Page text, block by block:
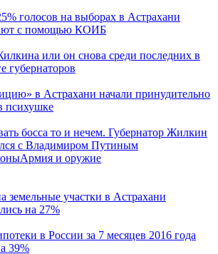
голосов на выборах в Астрахани
с помощью КОИБ
или он снова среди последних в
губернаторов
в Астрахани начали принудительно
психушке
босса то и нечем. Губернатор Жилкин
с Владимиром Путиным
Армия и оружие
земельные участки в Астрахани
на 27%
в России за 7 месяцев 2016 года
39%